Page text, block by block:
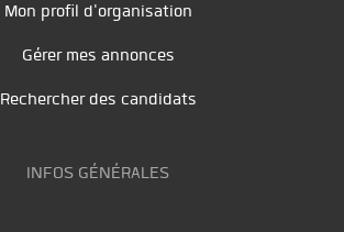
Mon profil d'organisation
Gérer mes annonces
Rechercher des candidats
INFOS GÉNÉRALES